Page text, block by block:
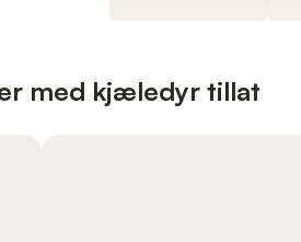
med kjæledyr tillat